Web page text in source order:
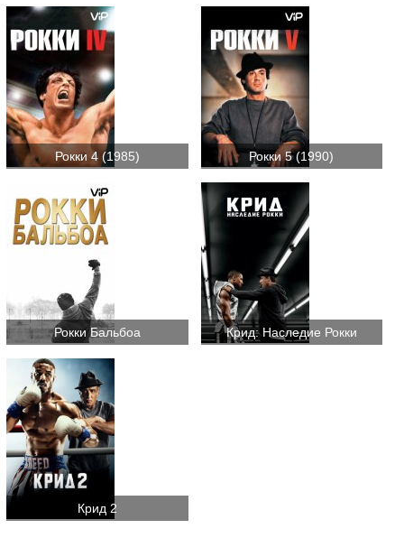
Рокки 4 (1985) Рокки 5 (1990)
Рокки Бальбоа Крид: Наследие Рокки
Крид 2